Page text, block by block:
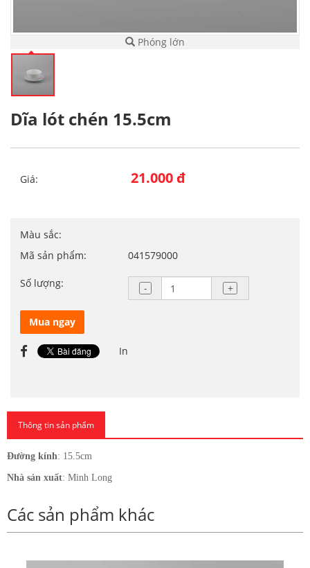
Phóng lớn
Dĩa lót chén 15.5cm
Giá: 21.000 đ
Màu sắc:
Mã sản phẩm:
041579000
Số lượng:
Mua ngay
In
Thông tin sản phẩm
Đường kính: 15.5cm
Nhà sản xuất: Minh Long
Các sản phẩm khác